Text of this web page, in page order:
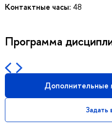
Контактные часы: 48
Программа
Дополнительные
Задать